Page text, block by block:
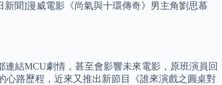
聞]漫威電影《尚氣與十環傳奇》男主角劉思慕
結MCU劇情，甚至會影響未來電影，原班演員回
心路歷程，近來又推出新節目《誰來演戲之圓桌對